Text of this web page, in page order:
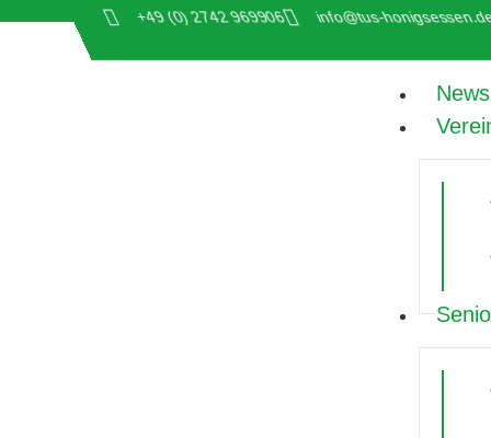
+49 (0) 2742 969906 info@tus-
News